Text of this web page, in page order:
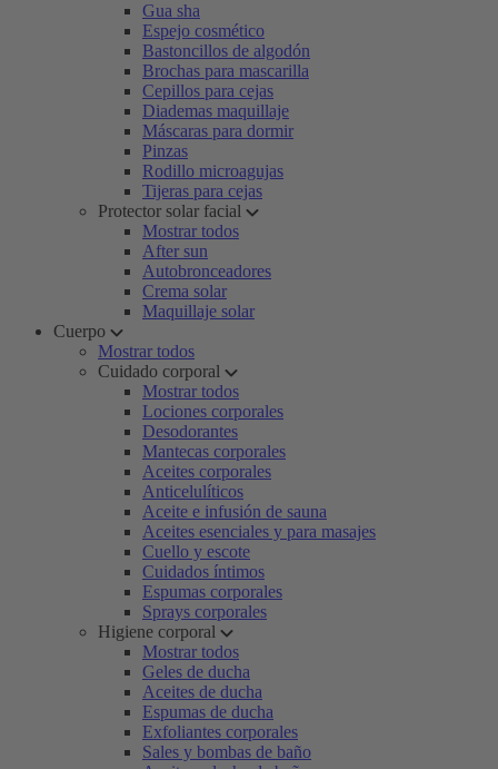
Gua sha
Espejo cosmético
Bastoncillos de algodón
Brochas para mascarilla
Cepillos para cejas
Diademas maquillaje
Máscaras para dormir
Pinzas
Rodillo microagujas
Tijeras para cejas
Protector solar facial
Mostrar todos
After sun
Autobronceadores
Crema solar
Maquillaje solar
Cuerpo
Mostrar todos
Cuidado corporal
Mostrar todos
Lociones corporales
Desodorantes
Mantecas corporales
Aceites corporales
Anticelulíticos
Aceite e infusión de sauna
Aceites esenciales y para masajes
Cuello y escote
Cuidados íntimos
Espumas corporales
Sprays corporales
Higiene corporal
Mostrar todos
Geles de ducha
Aceites de ducha
Espumas de ducha
Exfoliantes corporales
Sales y bombas de baño